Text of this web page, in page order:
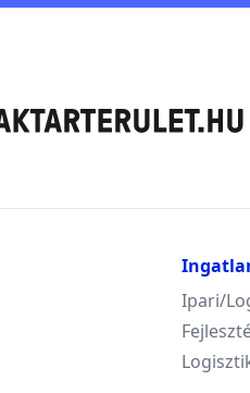
Ipari/